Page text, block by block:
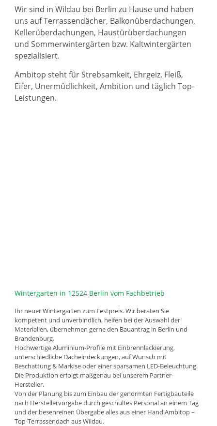
Wir sind in Wildau bei Berlin zu Hause und haben
uns auf Terrassendächer, Balkonüberdachungen,
Kellerüberdachungen, Haustürüberdachungen
und Sommerwintergärten bzw. Kaltwintergärten
spezialisiert.
Ambitop steht für Strebsamkeit, Ehrgeiz, Fleiß,
Eifer, Unermüdlichkeit, Ambition und täglich Top-
Leistungen.
Wintergarten in 12524 Berlin vom Fachbetrieb
Ihr neuer Wintergarten zum Festpreis. Wir beraten Sie
kompetent und unverbindlich, helfen bei der Auswahl der
Materialien, übernehmen gerne den Bauantrag in Berlin und
Brandenburg.
Hochwertige Aluminium-Profile mit Einbrennlackierung,
unterschiedliche Dacheindeckungen, auf Wunsch mit
Beschattung & Markise oder einer sparsamen LED-Beleuchtung.
Die Produktion erfolgt maßgenau bei unserem Partner-
Hersteller.
Von der Planung bis zum Einbau der genormten Fertigbauteile
nach Herstellervorgabe durch geschultes Personal an einem Tag
und der besenreinen Übergabe alles aus einer Hand.Ambitop –
Top-Terrassendach aus Wildau.